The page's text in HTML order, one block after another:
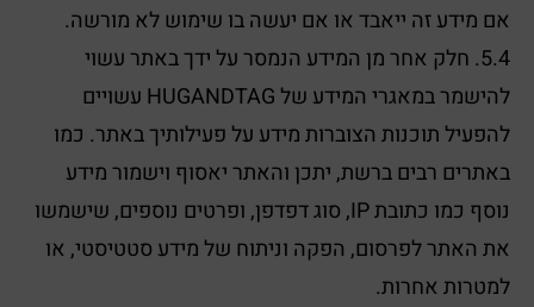
אם מידע זה ייאבד או אם יעשה בו שימוש לא מורשה.
5.4. חלק אחר מן המידע הנמסר על ידך באתר עשוי
להישמר במאגרי המידע של HUGANDTAG עשויים
להפעיל תוכנות הצוברות מידע על פעילותיך באתר. כמו
באתרים רבים ברשת, יתכן והאתר יאסוף וישמור מידע
נוסף כמו כתובת IP, סוג דפדפן, ופרטים נוספים, שישמשו
את האתר לפרסום, הפקה וניתוח של מידע סטטיסטי, או
למטרות אחרות.